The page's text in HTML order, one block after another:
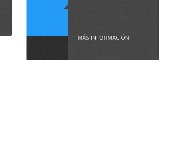
MÁS INFORMACIÓN